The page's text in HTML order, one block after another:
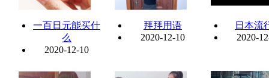
一百日元能买什
么
2020-12-10
拜拜用语
2020-12-10
日本流
2020-